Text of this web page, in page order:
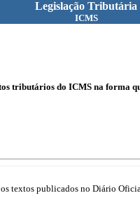
Legislação Tributária
ICMS
tributários do ICMS na forma
textos publicados no Diário